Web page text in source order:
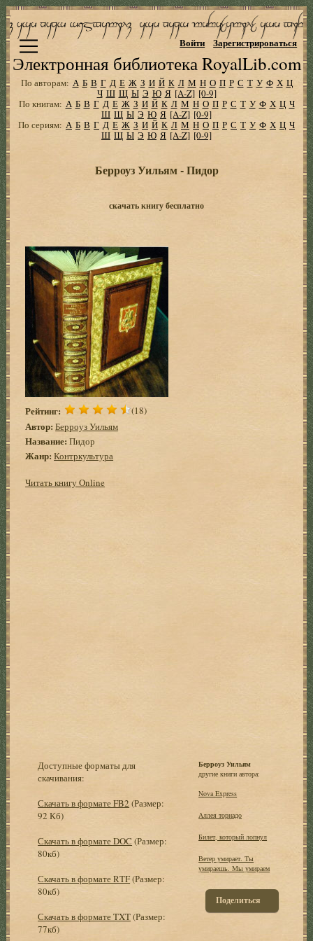
Электронная библиотека RoyalLib.com
Войти Зарегистрироваться
По авторам: А Б В Г Д Е Ж З И Й К Л М Н О П Р С Т У Ф Х Ц
Ч Ш Щ Ы Э Ю Я [A-Z] [0-9]
По книгам: А Б В Г Д Е Ж З И Й К Л М Н О П Р С Т У Ф Х Ц Ч
Ш Щ Ы Э Ю Я [A-Z] [0-9]
По сериям: А Б В Г Д Е Ж З И Й К Л М Н О П Р С Т У Ф Х Ц Ч
Ш Щ Ы Э Ю Я [A-Z] [0-9]
Берроуз Уильям - Пидор
скачать книгу бесплатно
Рейтинг: (18)
Автор: Берроуз Уильям
Название: Пидор
Жанр: Контркультура
Читать книгу Online
Доступные форматы для
скачивания:
Скачать в формате FB2 (Размер:
92 Кб)
Скачать в формате DOC (Размер:
80кб)
Скачать в формате RTF(Размер:
80кб)
Скачать в формате TXT(Размер:
77кб)
Берроуз Уильям
другие книги автора:
Nova Express
Аллея торнадо
Билет, который лопнул
Ветер умирает. Ты
умираешь. Мы умираем
Поделиться